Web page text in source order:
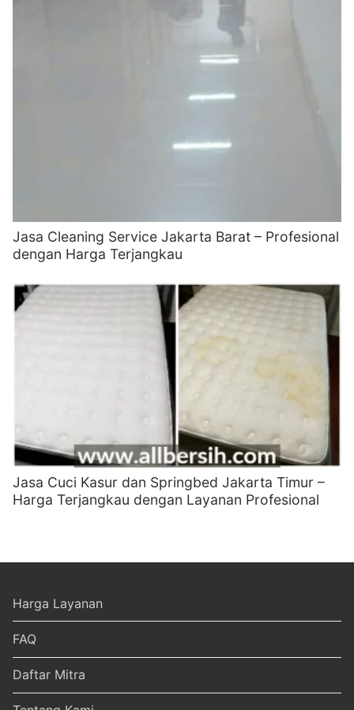
Jasa Cleaning Service Jakarta Barat – Profesional
dengan Harga Terjangkau
Jasa Cuci Kasur dan Springbed Jakarta Timur –
Harga Terjangkau dengan Layanan Profesional
Harga Layanan
FAQ
Daftar Mitra